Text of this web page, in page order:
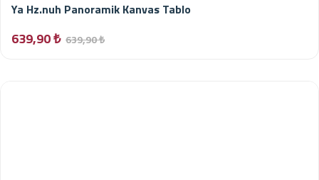
Ya Hz.nuh Panoramik Kanvas Tablo
639,90 ₺ 639,90 ₺